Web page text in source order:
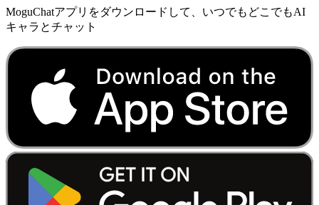
MoguChatアプリをダウンロードして、いつでもどこでもAI
キャラとチャット